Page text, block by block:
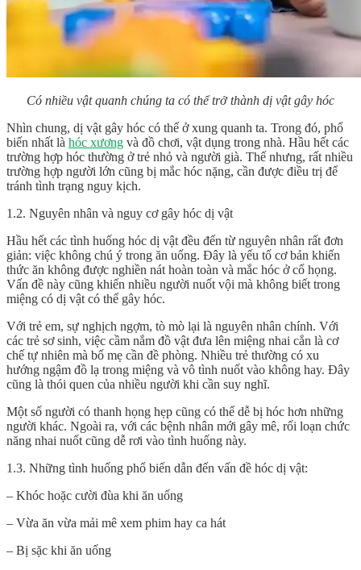
Có nhiều vật quanh chúng ta có thể trở thành dị vật gây hóc
Nhìn chung, dị vật gây hóc có thể ở xung quanh ta. Trong đó, phổ
biến nhất là hóc xương và đồ chơi, vật dụng trong nhà. Hầu hết các
trường hợp hóc thường ở trẻ nhỏ và người già. Thế nhưng, rất nhiều
trường hợp người lớn cũng bị mắc hóc nặng, cần được điều trị để
tránh tình trạng nguy kịch.
1.2. Nguyên nhân và nguy cơ gây hóc dị vật
Hầu hết các tình huống hóc dị vật đều đến từ nguyên nhân rất đơn
giản: việc không chú ý trong ăn uống. Đây là yếu tố cơ bản khiến
thức ăn không được nghiền nát hoàn toàn và mắc hóc ở cổ họng.
Vấn đề này cũng khiến nhiều người nuốt vội mà không biết trong
miệng có dị vật có thể gây hóc.
Với trẻ em, sự nghịch ngợm, tò mò lại là nguyên nhân chính. Với
các trẻ sơ sinh, việc cầm nắm đồ vật đưa lên miệng nhai cắn là cơ
chế tự nhiên mà bố mẹ cần đề phòng. Nhiều trẻ thường có xu
hướng ngậm đồ lạ trong miệng và vô tình nuốt vào không hay. Đây
cũng là thói quen của nhiều người khi cần suy nghĩ.
Một số người có thanh họng hẹp cũng có thể dễ bị hóc hơn những
người khác. Ngoài ra, với các bệnh nhân mới gây mê, rối loạn chức
năng nhai nuốt cũng dễ rơi vào tình huống này.
1.3. Những tình huống phổ biến dẫn đến vấn đề hóc dị vật:
– Khóc hoặc cười đùa khi ăn uống
– Vừa ăn vừa mải mê xem phim hay ca hát
– Bị sặc khi ăn uống